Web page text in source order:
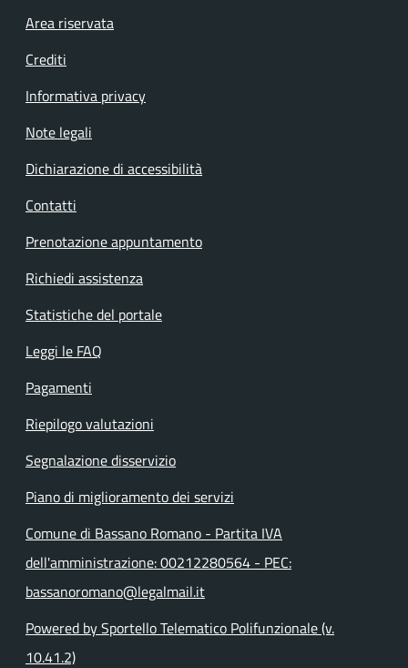
Footer menu
Area riservata
Crediti
Informativa privacy
Note legali
Dichiarazione di accessibilità
Contatti
Prenotazione appuntamento
Richiedi assistenza
Statistiche del portale
Leggi le FAQ
Pagamenti
Riepilogo valutazioni
Segnalazione disservizio
Piano di miglioramento dei servizi
Comune di Bassano Romano - Partita IVA
dell'amministrazione: 00212280564 - PEC:
bassanoromano@legalmail.it
Powered by Sportello Telematico Polifunzionale (v.
10.41.2)